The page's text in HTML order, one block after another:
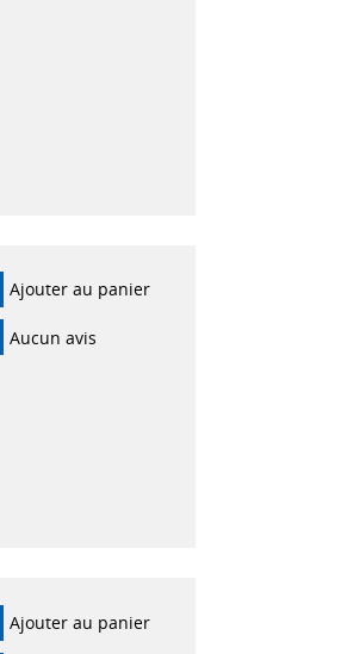
Ajouter au panier
Aucun avis
Ajouter au panier